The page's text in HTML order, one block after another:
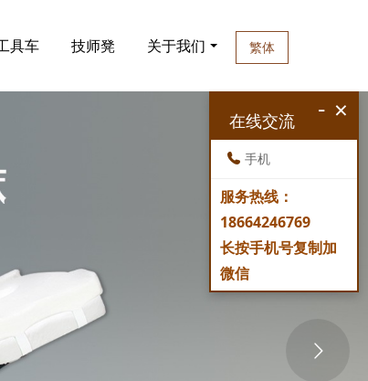
具车 技师凳 关于我们 繁体
×
-
在线交流
手机
服务热线：
18664246769
长按手机号复制加
微信